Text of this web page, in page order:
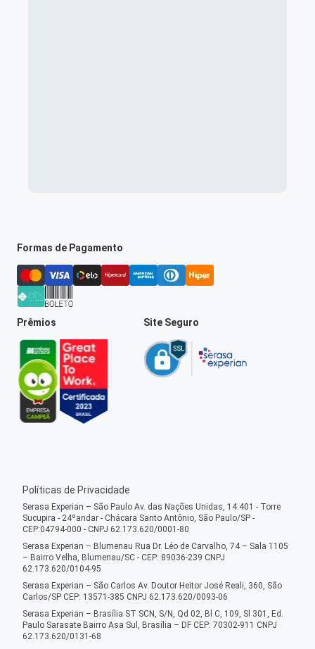
Formas de Pagamento
Prêmios Site Seguro
Políticas de Privacidade
Serasa Experian – São Paulo Av. das Nações Unidas, 14.401 - Torre
Sucupira - 24ºandar - Chácara Santo Antônio, São Paulo/SP -
CEP:04794-000 - CNPJ 62.173.620/0001-80
Serasa Experian – Blumenau Rua Dr. Léo de Carvalho, 74 – Sala 1105
– Bairro Velha, Blumenau/SC - CEP: 89036-239 CNPJ
62.173.620/0104-95
Serasa Experian – São Carlos Av. Doutor Heitor José Reali, 360, São
Carlos/SP CEP: 13571-385 CNPJ 62.173.620/0093-06
Serasa Experian – Brasília ST SCN, S/N, Qd 02, Bl C, 109, Sl 301, Ed.
Paulo Sarasate Bairro Asa Sul, Brasília – DF CEP: 70302-911 CNPJ
62.173.620/0131-68